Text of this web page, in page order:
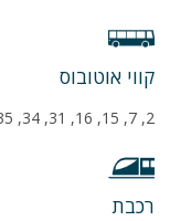
קווי אוטובוס
2, 7, 15, 16, 31, 34, 35, 37, 46, 52, 54, 59, 104, 452, 475, 717
רכבת